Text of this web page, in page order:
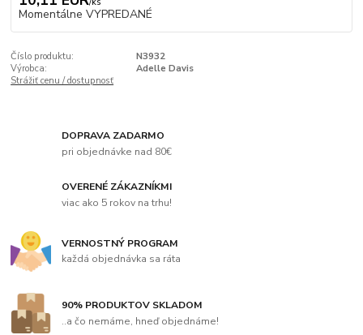
Momentálne VYPREDANÉ
Číslo produktu:
N3932
Výrobca:
Adelle Davis
Strážiť cenu / dostupnosť
DOPRAVA ZADARMO
pri objednávke nad 80€
OVERENÉ ZÁKAZNÍKMI
viac ako 5 rokov na trhu!
VERNOSTNÝ PROGRAM
každá objednávka sa ráta
90% PRODUKTOV SKLADOM
..a čo nemáme, hneď objednáme!